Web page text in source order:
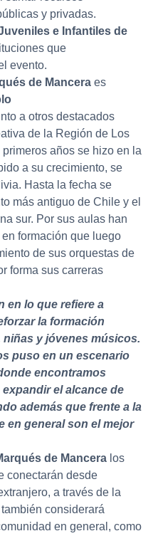
y privadas.
e Infantiles de
que
evento.
de Mancera es
a otros destacados
de la Región de Los
años se hizo en la
a su crecimiento, se
Hasta la fecha se
más antiguo de Chile y el
sur. Por sus aulas han
formación que luego
de sus orquestas de
forma sus carreras
en lo que refiere a
la formación
y jóvenes músicos.
puso en un escenario
encontramos
el alcance de
además que frente a la
en general son el mejor
de Mancera los
conectarán desde
a través de la
considerará
en general, como